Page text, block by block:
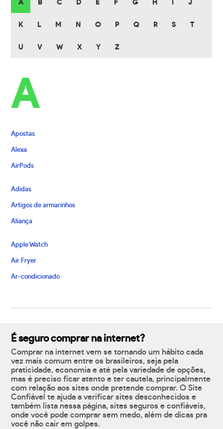
A B C D E F G H J
K L M N O P Q R S T
U V W X Y Z
A
Apostas
Alexa
AirPods
Adidas
Artigos de armarinhos
Aliança
Apple Watch
Air Fryer
Ar-condicionado
É seguro comprar na internet?
Comprar na internet vem se tornando um hábito cada
vez mais comum entre os brasileiros, seja pela
praticidade, economia e até pela variedade de opções,
mas é preciso ficar atento e ter cautela, principalmente
com relação aos sites onde pretende comprar. O Site
Confiável te ajuda a verificar sites desconhecidos e
também lista nessa página, sites seguros e confiáveis,
onde você pode comprar sem medo, além de dicas pra
você não cair em golpes.